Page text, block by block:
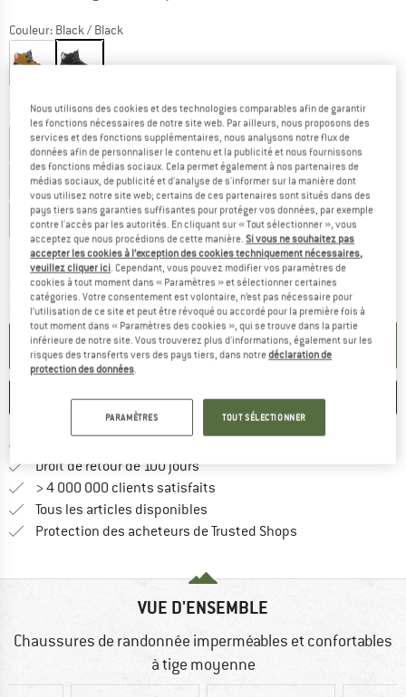
Couleur: Black / Black
Sélectionner taille:
EU39 EU40 EU40,5 EU41 EU42
EU42,5 EU43 EU44 EU44,5 EU45 EU46
EU46,5 EU47 EU48,5
Guide des tailles
Délai de livraison: 3-5 jours ouvrablesLe lien s'ouvre dans une boîte
Quantité:
AJOUTER AU PANIER
ENREGISTRER COMPARER
Droit de retour de 100 jours
> 4 000 000 clients satisfaits
Tous les articles disponibles
Protection des acheteurs de Trusted Shops
VUE D'ENSEMBLE
Chaussures de randonnée imperméables et confortables
à tige moyenne
Nous utilisons des cookies et des technologies comparables afin de garantir
les fonctions nécessaires de notre site web. Par ailleurs, nous proposons des
services et des fonctions supplémentaires, nous analysons notre flux de
données afin de personnaliser le contenu et la publicité et nous fournissons
des fonctions médias sociaux. Cela permet également à nos partenaires de
médias sociaux, de publicité et d'analyse de s'informer sur la manière dont
vous utilisez notre site web; certains de ces partenaires sont situés dans des
pays tiers sans garanties suffisantes pour protéger vos données, par exemple
contre l'accès par les autorités. En cliquant sur « Tout sélectionner », vous
acceptez que nous procédions de cette manière.Si vous ne souhaitez pas
accepter les cookies à l’exception des cookies techniquement nécessaires,
veuillez cliquer ici. Cependant, vous pouvez modifier vos paramètres de
cookies à tout moment dans « Paramètres » et sélectionner certaines
catégories. Votre consentement est volontaire, n’est pas nécessaire pour
l’utilisation de ce site et peut être révoqué ou accordé pour la première fois à
tout moment dans « Paramètres des cookies », qui se trouve dans la partie
inférieure de notre site. Vous trouverez plus d'informations, également sur les
risques des transferts vers des pays tiers, dans notredéclaration de
protection des données.
PARAMÈTRES TOUT SÉLECTIONNER